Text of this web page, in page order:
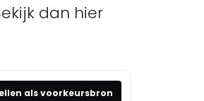
dan hier
als voorkeursbron